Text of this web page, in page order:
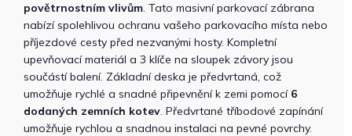
povětrnostním vlivům. Tato masivní parkovací zábrana
nabízí spolehlivou ochranu vašeho parkovacího místa nebo
příjezdové cesty před nezvanými hosty. Kompletní
upevňovací materiál a 3 klíče na sloupek závory jsou
součástí balení. Základní deska je předvrtaná, což
umožňuje rychlé a snadné připevnění k zemi pomocí6
dodaných zemních kotev. Předvrtané tříbodové zapínání
umožňuje rychlou a snadnou instalaci na pevné povrchy.